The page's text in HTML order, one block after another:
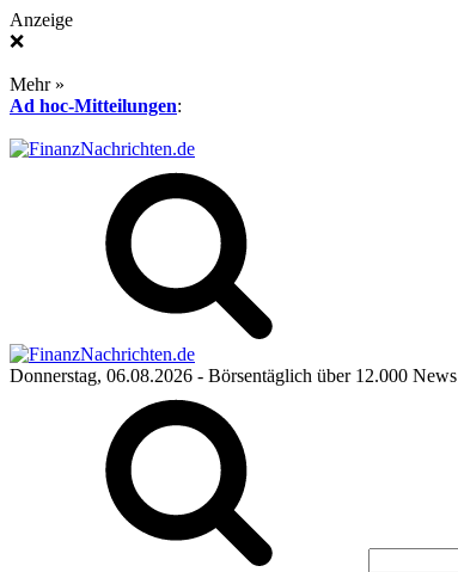
Anzeige
❌
Mehr »
Ad hoc-Mitteilungen:
Donnerstag, 06.08.2026 - Börsentäglich über 12.000 News